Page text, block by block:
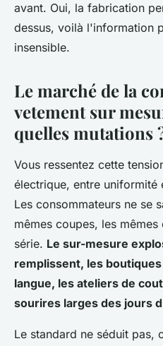
Éléna• 4 février 2026•8 min de
avant. Oui, la fabrication
dessus, voilà l'information
insensible.
Le marché de la
vetement sur
quelles mutations
Vous ressentez cette
électrique, entre
Les consommateurs ne se
mêmes coupes, les
série. Le sur-mesure
remplissent, les
langue, les ateliers de
sourires larges des jours
Le standard ne séduit pas,